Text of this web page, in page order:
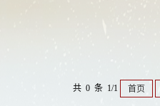
共 0 条 1/1 首页